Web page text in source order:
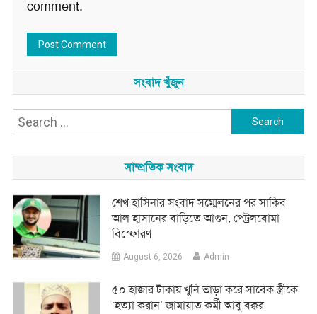
comment.
সংবাদ খুঁজুন
Search
সাম্প্রতিক সংবাদ
শেখ হাসিনার সংবাদ সম্মেলনের পর সাকিব
আল হাসানের বাড়িতে আগুন, পেট্রলবোমা
বিস্ফোরণ
August 6, 2026 Admin
৫০ হাজার টাকায় খুনি ভাড়া করে সাবেক স্ত্রীকে
‘হত্যা করান’ জামায়াত কর্মী আবু বক্কর